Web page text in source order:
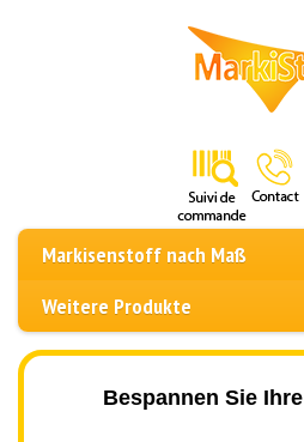
Markisenstoff nach Maß
Weitere Produkte
Bespannen Sie